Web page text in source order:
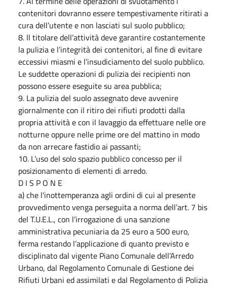
contenitori dovranno essere tempestivamente ritirati a
cura dell’utente e non lasciati sul suolo pubblico;
8. Il titolare dell’attività deve garantire costantemente
la pulizia e l’integrità dei contenitori, al fine di evitare
eccessivi miasmi e l’insudiciamento del suolo pubblico.
Le suddette operazioni di pulizia dei recipienti non
possono essere eseguite su area pubblica;
9. La pulizia del suolo assegnato deve avvenire
giornalmente con il ritiro dei rifiuti prodotti dalla
propria attività e con il lavaggio da effettuare nelle ore
notturne oppure nelle prime ore del mattino in modo
da non arrecare fastidio ai passanti;
10. L’uso del solo spazio pubblico concesso per il
posizionamento di elementi di arredo.
D I S P O N E
a) che l'inottemperanza agli ordini di cui al presente
provvedimento venga perseguita a norma dell’art. 7 bis
del T.U.E.L., con l’irrogazione di una sanzione
amministrativa pecuniaria da 25 euro a 500 euro,
ferma restando l’applicazione di quanto previsto e
disciplinato dal vigente Piano Comunale dell’Arredo
Urbano, dal Regolamento Comunale di Gestione dei
Rifiuti Urbani ed assimilati e dal Regolamento di Polizia